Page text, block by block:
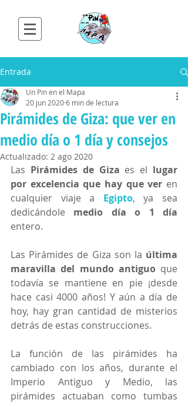
Entrada
Pirámides de Giza: que ver en
medio día o 1 día y consejos
Un Pin en el Mapa
20 jun 20206 min de lectura
Actualizado: 2 ago 2020
Las Pirámides de Giza es el lugar
por excelencia que hay que ver en
cualquier viaje a Egipto, ya sea
dedicándole medio día o 1 día
entero.
Las Pirámides de Giza son la última
maravilla del mundo antiguo que
todavía se mantiene en pie ¡desde
hace casi 4000 años! Y aún a día de
hoy, hay gran cantidad de misterios
detrás de estas construcciones.
La función de las pirámides ha
cambiado con los años, durante el
Imperio Antiguo y Medio, las
pirámides actuaban como tumbas